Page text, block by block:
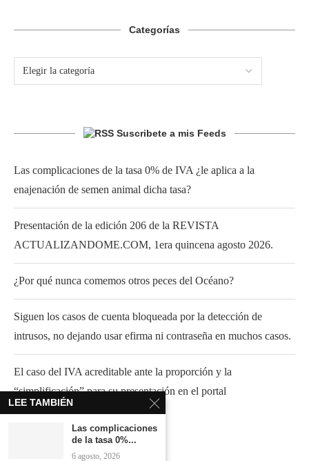
Categorías
Suscribete a mis Feeds
Las complicaciones de la tasa 0% de IVA ¿le aplica a la
enajenación de semen animal dicha tasa?
Presentación de la edición 206 de la REVISTA
ACTUALIZANDOME.COM, 1era quincena agosto 2026.
¿Por qué nunca comemos otros peces del Océano?
Siguen los casos de cuenta bloqueada por la detección de
intrusos, no dejando usar efirma ni contraseña en muchos casos.
El caso del IVA acreditable ante la proporción y la
“simplificación” para su presentación en el portal
LEE TAMBIÉN
Las complicaciones
de la tasa 0%...
6 agosto, 2026